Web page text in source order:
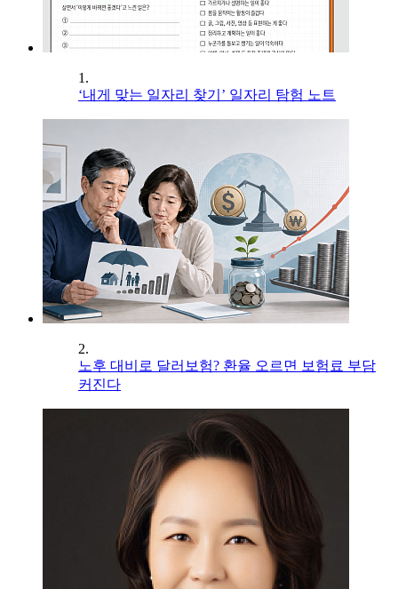
1.
‘내게 맞는 일자리 찾기’ 일자리 탐험 노트
2.
노후 대비로 달러보험? 환율 오르면 보험료 부담
커진다